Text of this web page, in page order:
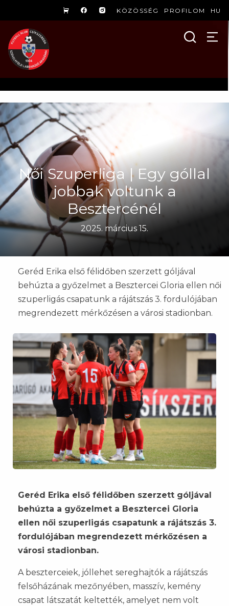
KÖZÖSSÉG PROFILOM HU
Női Szuperliga | Egy góllal
jobbak voltunk a
Besztercénél
2025. március 15.
Geréd Erika első félidőben szerzett góljával
behúzta a győzelmet a Besztercei Gloria ellen női
szuperligás csapatunk a rájátszás 3. fordulójában
megrendezett mérkőzésen a városi stadionban.
Geréd Erika első félidőben szerzett góljával
behúzta a győzelmet a Besztercei Gloria
ellen női szuperligás csapatunk a rájátszás 3.
fordulójában megrendezett mérkőzésen a
városi stadionban.
A beszterceiek, jóllehet sereghajtók a rájátszás
felsőházának mezőnyében, masszív, kemény
csapat látszatát keltették, amelyet nem volt